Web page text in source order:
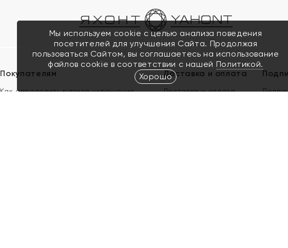
Покупателям
Как определить размер украшения
Доставка и оплата
Доставка и оплата
Мы используем cookie с целью анализа поведения
посетителей для улучшения Сайта. Продолжая
пользоваться Сайтом, вы соглашаетесь на использование
файлов cookie в соответствии с нашей Политикой.
Хорошо